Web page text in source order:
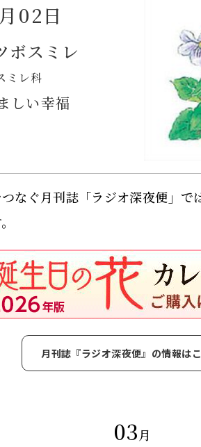
02日
ボスミレ
ミレ科
しい幸福
なぐ月刊誌「ラジオ深夜便」で
月刊誌『ラジオ深夜便』の情報は
03月